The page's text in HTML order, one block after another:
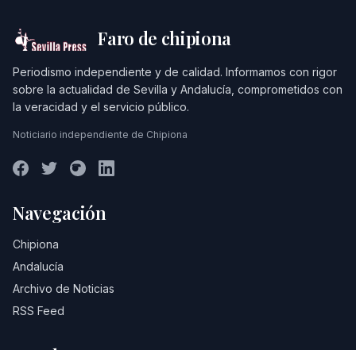
Faro de chipiona
Periodismo independiente y de calidad. Informamos con rigor
sobre la actualidad de Sevilla y Andalucía, comprometidos con
la veracidad y el servicio público.
Noticiario independiente de Chipiona
Navegación
Chipiona
Andalucía
Archivo de Noticias
RSS Feed